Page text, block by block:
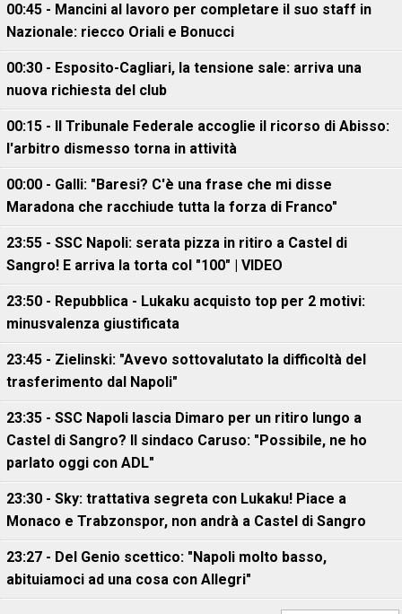
00:45 - Mancini al lavoro per completare il suo staff in
Nazionale: riecco Oriali e Bonucci
00:30 - Esposito-Cagliari, la tensione sale: arriva una
nuova richiesta del club
00:15 - Il Tribunale Federale accoglie il ricorso di Abisso:
l'arbitro dismesso torna in attività
00:00 - Galli: "Baresi? C'è una frase che mi disse
Maradona che racchiude tutta la forza di Franco"
23:55 - SSC Napoli: serata pizza in ritiro a Castel di
Sangro! E arriva la torta col "100" | VIDEO
23:50 - Repubblica - Lukaku acquisto top per 2 motivi:
minusvalenza giustificata
23:45 - Zielinski: "Avevo sottovalutato la difficoltà del
trasferimento dal Napoli"
23:35 - SSC Napoli lascia Dimaro per un ritiro lungo a
Castel di Sangro? Il sindaco Caruso: "Possibile, ne ho
parlato oggi con ADL"
23:30 - Sky: trattativa segreta con Lukaku! Piace a
Monaco e Trabzonspor, non andrà a Castel di Sangro
23:27 - Del Genio scettico: "Napoli molto basso,
abituiamoci ad una cosa con Allegri"